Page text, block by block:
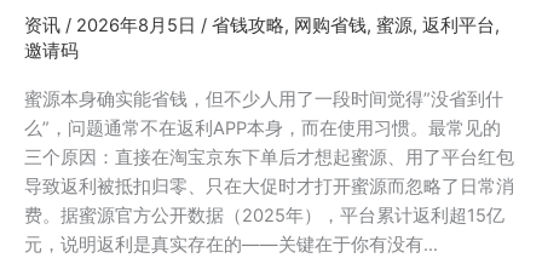
资讯 / 2026年8月5日 / 省钱攻略, 网购省钱, 蜜源, 返利平台,
邀请码
蜜源本身确实能省钱，但不少人用了一段时间觉得”没省到什
么”，问题通常不在返利APP本身，而在使用习惯。最常见的
三个原因：直接在淘宝京东下单后才想起蜜源、用了平台红包
导致返利被抵扣归零、只在大促时才打开蜜源而忽略了日常消
费。据蜜源官方公开数据（2025年），平台累计返利超15亿
元，说明返利是真实存在的——关键在于你有没有…